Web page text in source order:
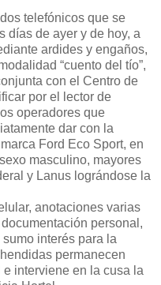
telefónicos que se
días de ayer y de hoy, a
ardides y engaños,
“cuento del tío”,
con el Centro de
por el lector de
operadores que
dar con la
Ford Eco Sport, en
masculino, mayores
y Lanus lográndose la
anotaciones varias
personal,
interés para la
permanecen
interviene en la cusa la